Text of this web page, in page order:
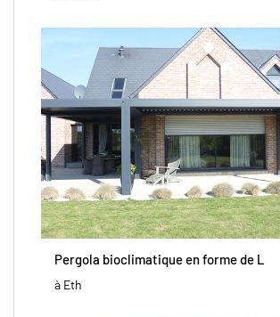
Pergola bioclimatique en forme de L
à Eth